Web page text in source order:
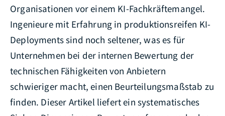
Organisationen vor einem KI-Fachkräftemangel.
Ingenieure mit Erfahrung in produktionsreifen KI-
Deployments sind noch seltener, was es für
Unternehmen bei der internen Bewertung der
technischen Fähigkeiten von Anbietern
schwieriger macht, einen Beurteilungsmaßstab zu
finden. Dieser Artikel liefert ein systematisches